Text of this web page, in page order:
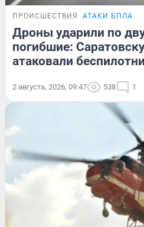
ПРОИСШЕСТВИЯ АТАКИ БПЛА
Дроны ударили по
погибшие:
атаковали
2 августа, 2026, 09:47 538 1